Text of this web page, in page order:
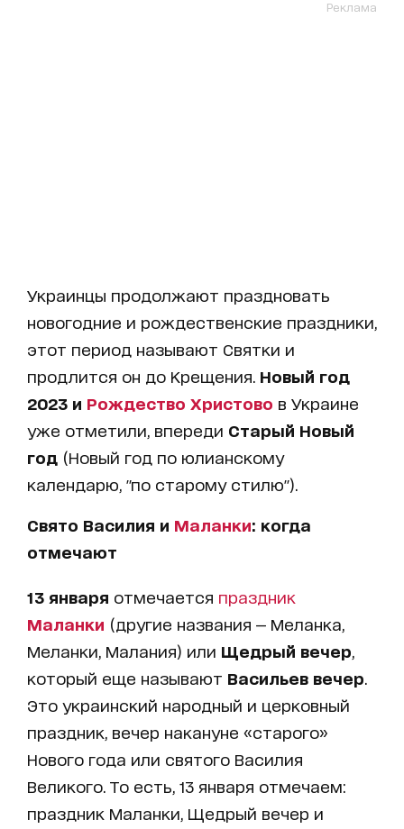
Реклама
Украинцы продолжают праздновать
новогодние и рождественские праздники,
этот период называют Святки и
продлится он до Крещения. Новый год
2023 и Рождество Христово в Украине
уже отметили, впереди Старый Новый
год (Новый год по юлианскому
календарю, "по старому стилю").
Свято Василия и Маланки: когда
отмечают
13 января отмечается праздник
Маланки (другие названия — Меланка,
Меланки, Малания) или Щедрый вечер
который еще называют Васильев вечер
Это украинский народный и церковный
праздник, вечер накануне «старого»
Нового года или святого Василия
Великого. То есть, 13 января отмечаем:
праздник Маланки, Щедрый вечер и